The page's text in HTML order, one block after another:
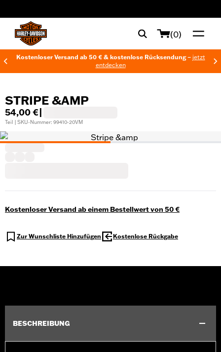
(0)
Kostenloser Versand ab 50 € & kostenlose Rücksendung – jetzt
entdecken
STRIPE &AMP
54,00 €
Teil | SKU-Nummer: 99410-20VM
Kostenloser Versand ab einem Bestellwert von 50 €
Zur Wunschliste Hinzufügen Kostenlose Rückgabe
BESCHREIBUNG